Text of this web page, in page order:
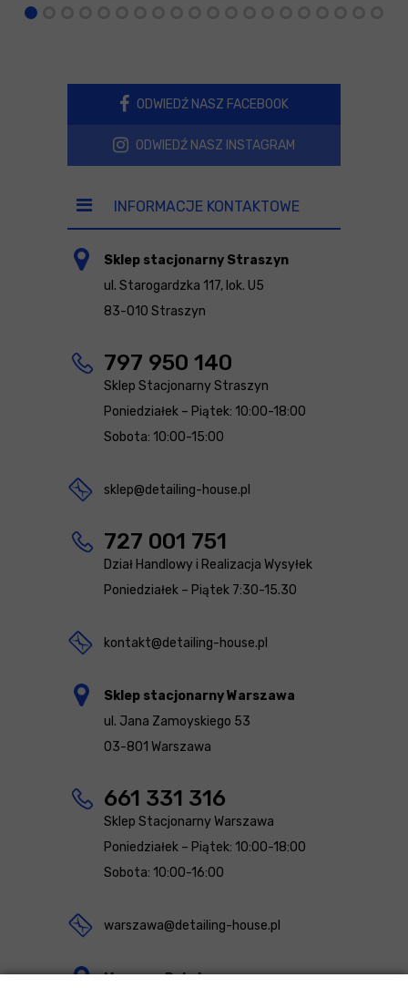
ODWIEDŹ NASZ FACEBOOK
ODWIEDŹ NASZ INSTAGRAM
INFORMACJE KONTAKTOWE
Sklep stacjonarny Straszyn
ul. Starogardzka 117, lok. U5
83-010 Straszyn
797 950 140
Sklep Stacjonarny Straszyn
Poniedziałek – Piątek: 10:00-18:00
Sobota: 10:00-15:00
sklep@detailing-house.pl
727 001 751
Dział Handlowy i Realizacja Wysyłek
Poniedziałek – Piątek 7:30-15.30
kontakt@detailing-house.pl
Sklep stacjonarny Warszawa
ul. Jana Zamoyskiego 53
03-801 Warszawa
661 331 316
Sklep Stacjonarny Warszawa
Poniedziałek – Piątek: 10:00-18:00
Sobota: 10:00-16:00
warszawa@detailing-house.pl
Magazyn Rekcin